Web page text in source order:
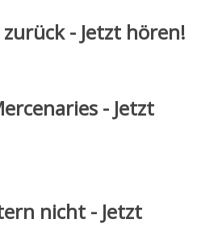
- Jetzt hören!
- Jetzt
nicht - Jetzt